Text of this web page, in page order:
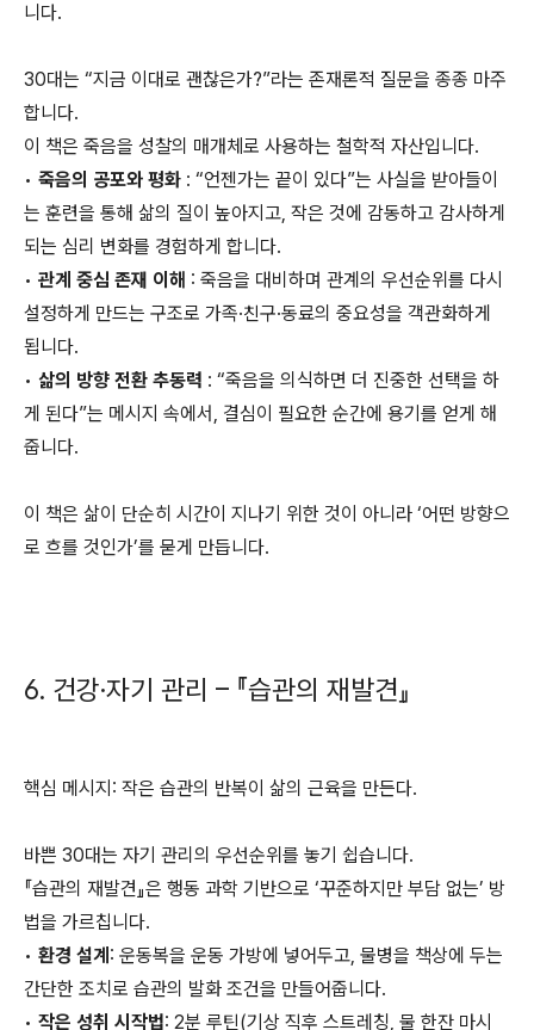
니다.
30대는 “지금 이대로 괜찮은가?”라는 존재론적 질문을 종종 마주
합니다.
이 책은 죽음을 성찰의 매개체로 사용하는 철학적 자산입니다.
• 죽음의 공포와 평화 : “언젠가는 끝이 있다”는 사실을 받아들이
는 훈련을 통해 삶의 질이 높아지고, 작은 것에 감동하고 감사하게
되는 심리 변화를 경험하게 합니다.
• 관계 중심 존재 이해 : 죽음을 대비하며 관계의 우선순위를 다시
설정하게 만드는 구조로 가족·친구·동료의 중요성을 객관화하게
됩니다.
• 삶의 방향 전환 추동력 : “죽음을 의식하면 더 진중한 선택을 하
게 된다”는 메시지 속에서, 결심이 필요한 순간에 용기를 얻게 해
줍니다.
이 책은 삶이 단순히 시간이 지나기 위한 것이 아니라 ‘어떤 방향으
로 흐를 것인가’를 묻게 만듭니다.
6. 건강·자기 관리 – 『습관의 재발견』
핵심 메시지: 작은 습관의 반복이 삶의 근육을 만든다.
바쁜 30대는 자기 관리의 우선순위를 놓기 쉽습니다.
『습관의 재발견』은 행동 과학 기반으로 ‘꾸준하지만 부담 없는’ 방
법을 가르칩니다.
• 환경 설계 : 운동복을 운동 가방에 넣어두고, 물병을 책상에 두는
간단한 조치로 습관의 발화 조건을 만들어줍니다.
• 작은 성취 시작법: 2분 루틴(기상 직후 스트레칭, 물 한잔 마시